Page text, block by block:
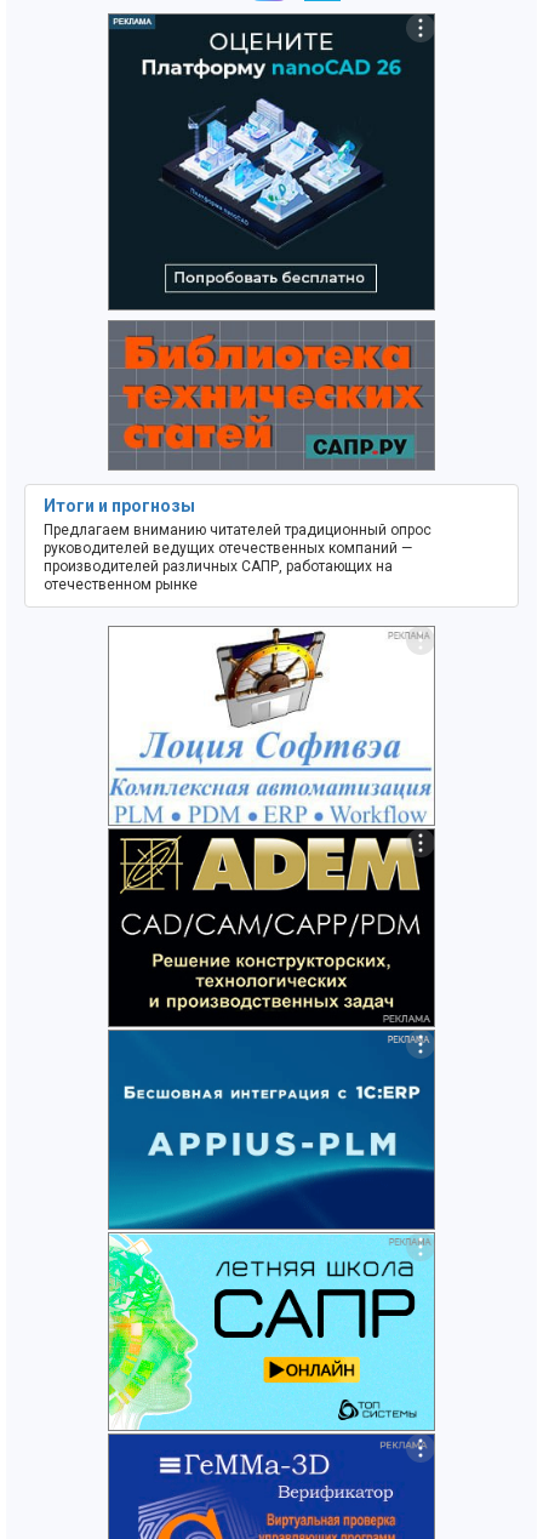
Итоги и прогнозы
Предлагаем вниманию читателей традиционный опрос
руководителей ведущих отечественных компаний —
производителей различных САПР, работающих на
отечественном рынке